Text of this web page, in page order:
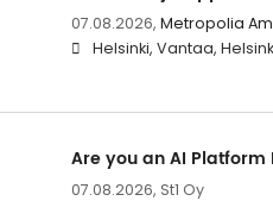
07.08.2026, Metropolia
Helsinki, Vantaa,
Are you an AI
07.08.2026, St1 Oy